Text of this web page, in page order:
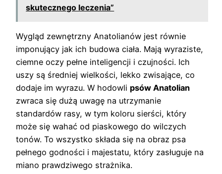
skutecznego leczenia”
Wygląd zewnętrzny Anatolianów jest równie
imponujący jak ich budowa ciała. Mają wyraziste,
ciemne oczy pełne inteligencji i czujności. Ich
uszy są średniej wielkości, lekko zwisające, co
dodaje im wyrazu. W hodowli psów Anatolian
zwraca się dużą uwagę na utrzymanie
standardów rasy, w tym koloru sierści, który
może się wahać od piaskowego do wilczych
tonów. To wszystko składa się na obraz psa
pełnego godności i majestatu, który zasługuje na
miano prawdziwego strażnika.